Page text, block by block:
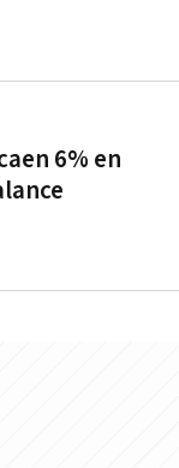
6% en